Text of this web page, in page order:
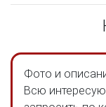
Фото и
Всю